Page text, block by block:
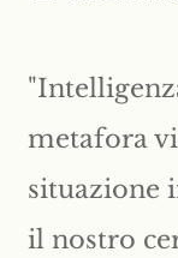
metafora
situazione
il nostro